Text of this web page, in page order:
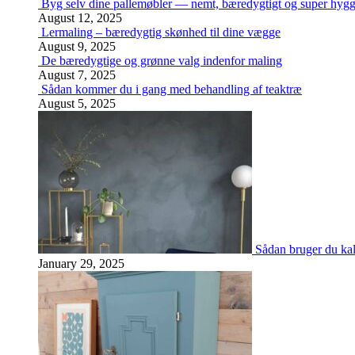
Byg selv dine pallemøbler — nemt, bæredygtigt og super
August 12, 2025
Lermaling – bæredygtig skønhed til dine vægge
August 9, 2025
De bæredygtige og grønne valg indenfor maling
August 7, 2025
Sådan kommer du i gang med behandling af teaktræ
August 5, 2025
Sådan bruger du
January 29, 2025